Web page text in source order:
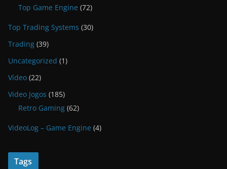
Top Game Engine (72)
Top Trading Systems (30)
Trading (39)
Uncategorized (1)
Vídeo (22)
Video Jogos (185)
Retro Gaming (62)
VideoLog – Game Engine (4)
Tags